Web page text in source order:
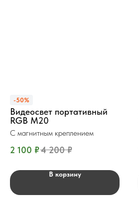
-50%
Видеосвет портативный
RGB M20
С магнитным креплением
2 100 ₽4 200 ₽
В корзину